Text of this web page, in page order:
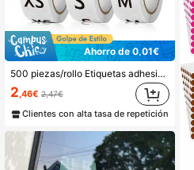
Ahorro de 0,01€
500 piezas/rollo Etiquetas adhesivas de tamaño de ropa, rollos de pegatinas de PVC para organización de prendas, pegatinas de tamaño de camiseta clasificadas para al por menor de ropa (XS S M L XL 2XL 3XL) Regreso a la escuela Útiles escolares
2,46€ 2,47€
Clientes con alta tasa de repetición